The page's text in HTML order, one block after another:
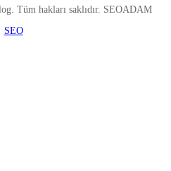
Tüm hakları saklıdır. SEOADAM
SEO